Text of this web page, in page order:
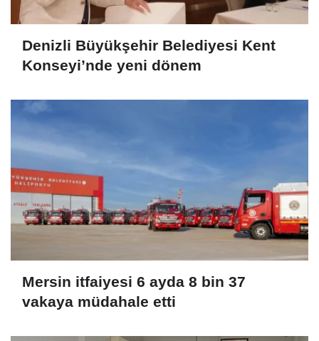
Denizli Büyükşehir Belediyesi Kent
Konseyi’nde yeni dönem
Mersin itfaiyesi 6 ayda 8 bin 37
vakaya müdahale etti